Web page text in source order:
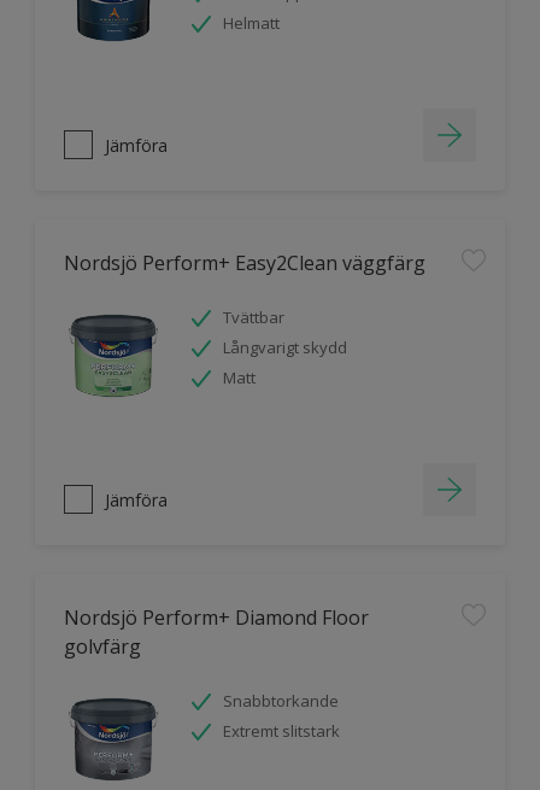
Helmatt
Jämföra
Nordsjö Perform+ Easy2Clean väggfärg
Tvättbar
Långvarigt skydd
Matt
Jämföra
Nordsjö Perform+ Diamond Floor
golvfärg
Snabbtorkande
Extremt slitstark